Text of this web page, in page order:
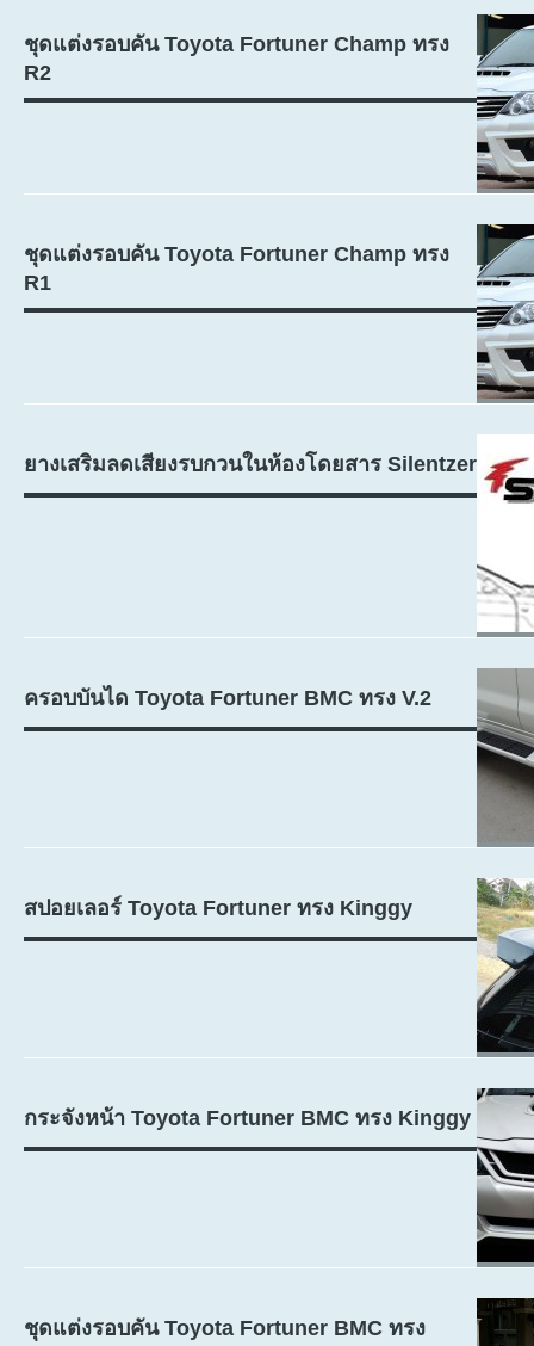
ชุดแต่งรอบคัน Toyota Fortuner Champ ทรง
R2
ชุดแต่งรอบคัน Toyota Fortuner Champ ทรง
R1
ยางเสริมลดเสียงรบกวนในห้องโดยสาร Silentzer
ครอบบันได Toyota Fortuner BMC ทรง V.2
สปอยเลอร์ Toyota Fortuner ทรง Kinggy
กระจังหน้า Toyota Fortuner BMC ทรง Kinggy
ชุดแต่งรอบคัน Toyota Fortuner BMC ทรง